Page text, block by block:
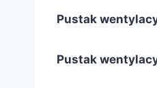
Pustak
Pustak